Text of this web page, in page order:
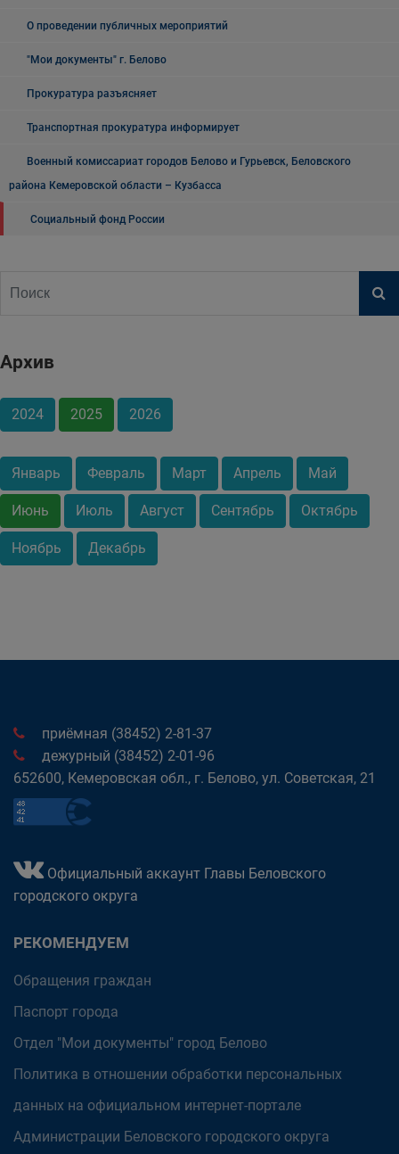
О проведении публичных мероприятий
"Мои документы" г. Белово
Прокуратура разъясняет
Транспортная прокуратура информирует
Военный комиссариат городов Белово и Гурьевск, Беловского
района Кемеровской области – Кузбасса
Социальный фонд России
Архив
2024 2025 2026
Январь Февраль Март Апрель Май
Июнь Июль Август Сентябрь Октябрь
Ноябрь Декабрь
приёмная (38452) 2-81-37
дежурный (38452) 2-01-96
652600, Кемеровская обл., г. Белово, ул. Советская, 21
Официальный аккаунт Главы Беловского
городского округа
РЕКОМЕНДУЕМ
Обращения граждан
Паспорт города
Отдел "Мои документы" город Белово
Политика в отношении обработки персональных
данных на официальном интернет-портале
Администрации Беловского городского округа